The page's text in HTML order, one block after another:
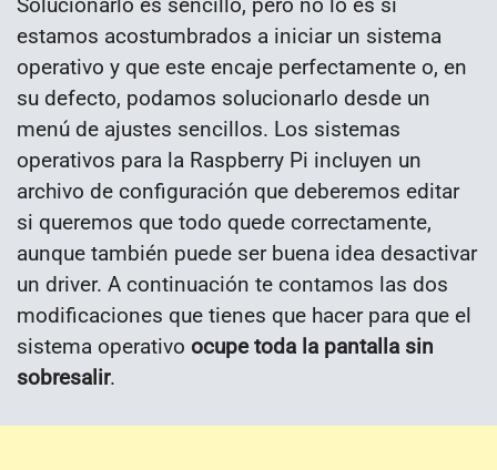
estamos acostumbrados a iniciar un sistema
operativo y que este encaje perfectamente o, en
su defecto, podamos solucionarlo desde un
menú de ajustes sencillos. Los sistemas
operativos para la Raspberry Pi incluyen un
archivo de configuración que deberemos editar
si queremos que todo quede correctamente,
aunque también puede ser buena idea desactivar
un driver. A continuación te contamos las dos
modificaciones que tienes que hacer para que el
sistema operativo ocupe toda la pantalla sin
sobresalir.